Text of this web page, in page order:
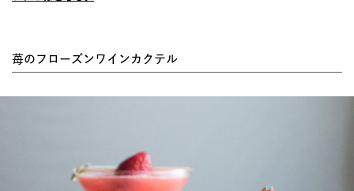
苺のフローズンワインカクテル